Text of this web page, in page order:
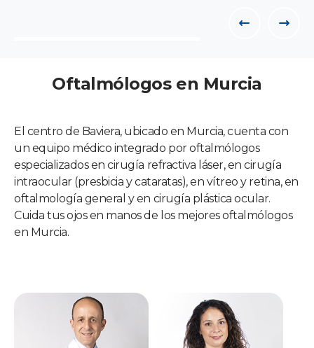
Oftalmólogos en Murcia
El centro de Baviera, ubicado en Murcia, cuenta con
un equipo médico integrado por oftalmólogos
especializados en cirugía refractiva láser, en cirugía
intraocular (presbicia y cataratas), en vítreo y retina, en
oftalmología general y en cirugía plástica ocular.
Cuida tus ojos en manos de los mejores oftalmólogos
en Murcia.